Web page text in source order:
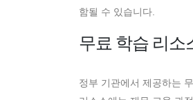
함될 수 있습니다.
무료 학습 리소
정부 기관에서 제공하는